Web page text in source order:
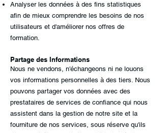
Analyser les données à des fins statistiques
afin de mieux comprendre les besoins de nos
utilisateurs et d'améliorer nos offres de
formation.
Partage des Informations
Nous ne vendons, n'échangeons ni ne louons
vos informations personnelles à des tiers. Nous
pouvons partager vos données avec des
prestataires de services de confiance qui nous
assistent dans la gestion de notre site et la
fourniture de nos services, sous réserve qu'ils